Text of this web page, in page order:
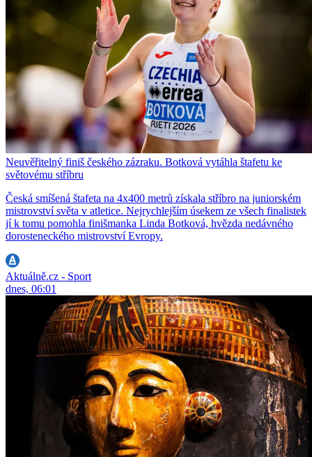
Neuvěřitelný finiš českého zázraku. Botková vytáhla štafetu ke
světovému stříbru
Česká smíšená štafeta na 4x400 metrů získala stříbro na juniorském
mistrovství světa v atletice. Nejrychlejším úsekem ze všech finalistek
jí k tomu pomohla finišmanka Linda Botková, hvězda nedávného
dorosteneckého mistrovství Evropy.
Aktuálně.cz - Sport
dnes, 06:01